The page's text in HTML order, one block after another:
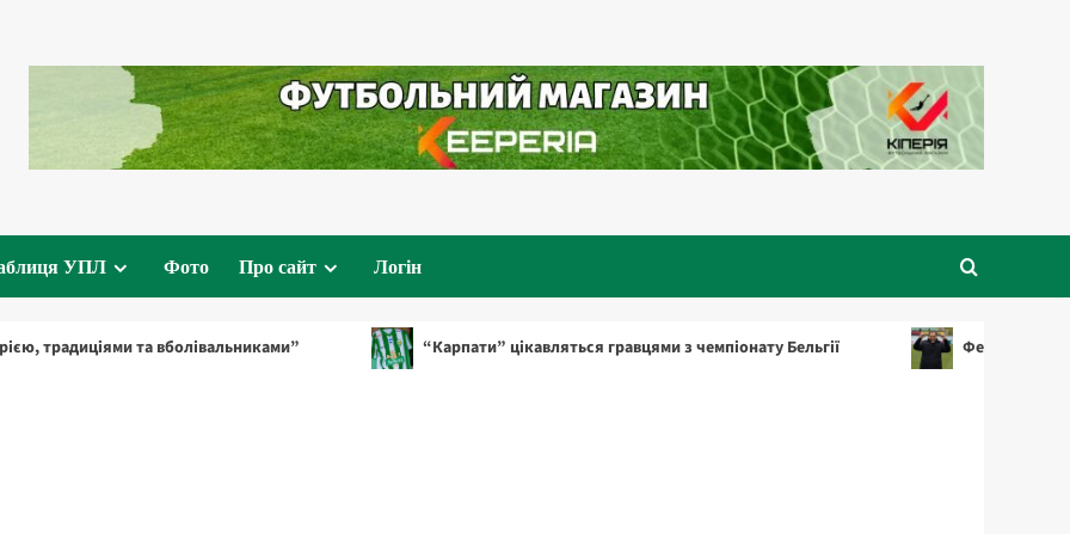
УПЛ Фото Про сайт Логін
та вболівальниками” “Карпати” цікавляться гравцями з чемпіонату Бельгії Фернандес –